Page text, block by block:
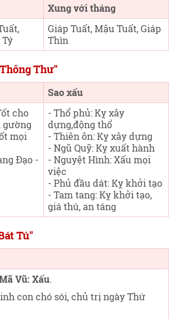
Xung với tháng
Giáp Tuất, Mậu Tuất, Giáp
Thìn
Thư"
Sao xấu
cho
gường
mọi
Đạo -
- Thổ phủ: Kỵ xây
dựng,động thổ
- Thiên ôn: Kỵ xây dựng
- Ngũ Quỹ: Kỵ xuất hành
- Nguyệt Hình: Xấu mọi
việc
- Phủ đầu dát: Kỵ khởi tạo
- Tam tang: Kỵ khởi tạo,
giá thú, an táng
Tú"
Vũ: Xấu.
con chó sói, chủ trị ngày Thứ